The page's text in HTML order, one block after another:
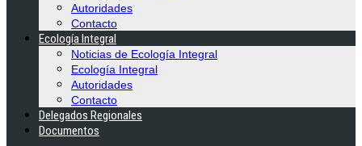
Autoridades
Contacto
Ecología Integral
Noticias de Ecología Integral
Ecología Integral
Autoridades
Contacto
Delegados Regionales
Documentos